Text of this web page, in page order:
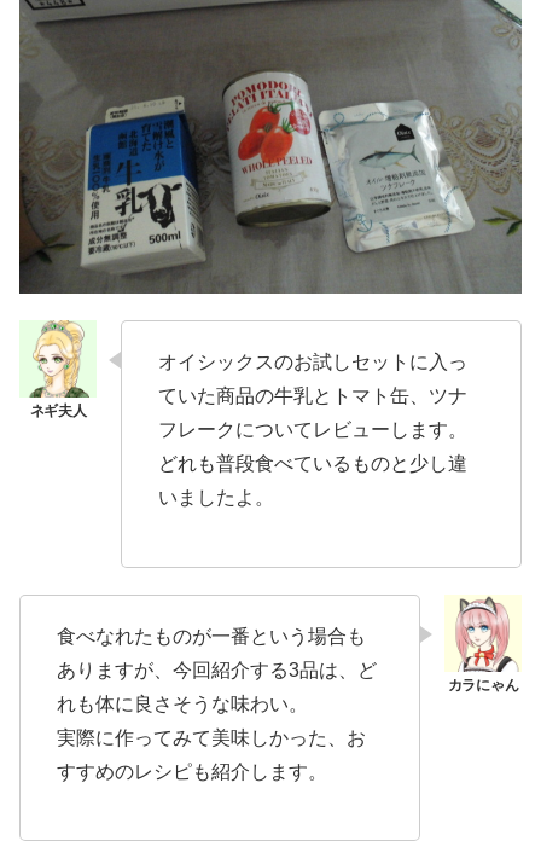
オイシックスのお試しセットに入っ
ていた商品の牛乳とトマト缶、ツナ
フレークについてレビューします。
どれも普段食べているものと少し違
いましたよ。
食べなれたものが一番という場合も
ありますが、今回紹介する3品は、ど
れも体に良さそうな味わい。
実際に作ってみて美味しかった、お
すすめのレシピも紹介します。